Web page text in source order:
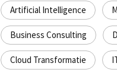
Artificial Intelligence
Business Consulting
Cloud Transformatie